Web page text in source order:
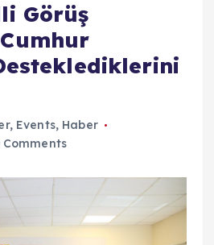
Görüş
, Events, Haber
Comments